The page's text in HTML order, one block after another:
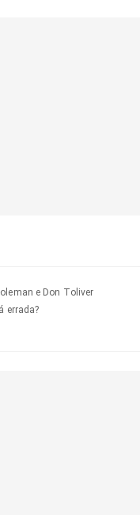
e Don Toliver
errada?